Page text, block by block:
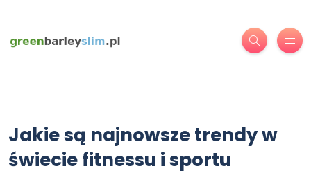
Jakie są najnowsze trendy w
świecie fitnessu i sportu